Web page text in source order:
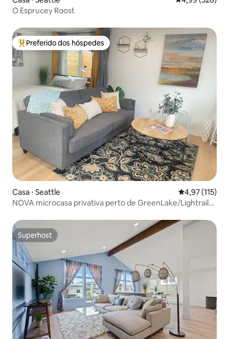
O Esprucey Roost
Entre os melhores preferidos dos hóspedes
Preferido dos hóspedes
Casa ⋅ Seattle 4,97 de uma
4,97 (115)
NOVA microcasa privativa perto de GreenLake/Lightrail/I-
Superhost
Superhost